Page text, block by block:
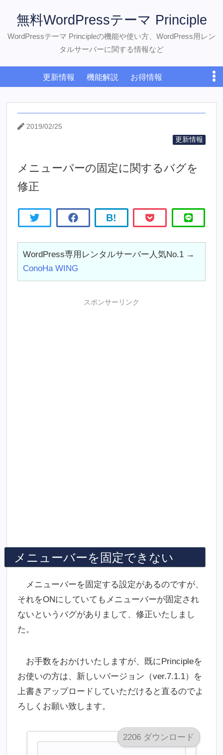
無料WordPressテーマ Principle
WordPressテーマ Principleの機能や使い方、WordPress用レン
タルサーバーに関する情報など
更新情報 機能解説 お得情報
2019/02/25
更新情報
メニューバーの固定に関するバグを
修正
B!
WordPress専用レンタルサーバー人気No.1 →
ConoHa WING
スポンサーリンク
メニューバーを固定できない
メニューバーを固定する設定があるのですが、
それをONにしていてもメニューバーが固定され
ないというバグがありまして、修正いたしまし
た。
お手数をおかけいたしますが、既にPrincipleを
お使いの方は、新しいバージョン（ver.7.1.1）を
上書きアップロードしていただけると直るのでよ
ろしくお願い致します。
2206 ダウンロード